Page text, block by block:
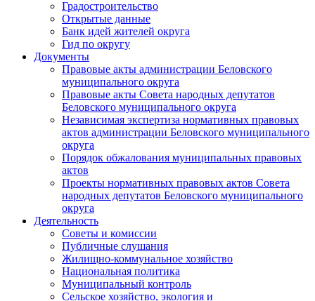
Градостроительство
Открытые данные
Банк идей жителей округа
Гид по округу
Документы
Правовые акты администрации Беловского
муниципального округа
Правовые акты Совета народных депутатов
Беловского муниципального округа
Независимая экспертиза нормативных правовых
актов администрации Беловского муниципального
округа
Порядок обжалования муниципальных правовых
актов
Проекты нормативных правовых актов Совета
народных депутатов Беловского муниципального
округа
Деятельность
Советы и комиссии
Публичные слушания
Жилищно-коммунальное хозяйство
Национальная политика
Муниципальный контроль
Сельское хозяйство, экология и